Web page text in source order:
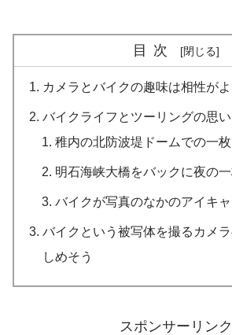
目次
カメラとバイクの趣味は相性がよ
バイクライフとツーリングの思
稚内の北防波堤ドームでの一枚
明石海峡大橋をバックに夜の
バイクが写真のなかのアイキ
バイクという被写体を撮るカメ
しめそう
スポンサーリンク